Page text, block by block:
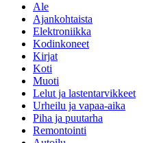
Ale
Ajankohtaista
Elektroniikka
Kodinkoneet
Kirjat
Koti
Muoti
Lelut ja lastentarvikkeet
Urheilu ja vapaa-aika
Piha ja puutarha
Remontointi